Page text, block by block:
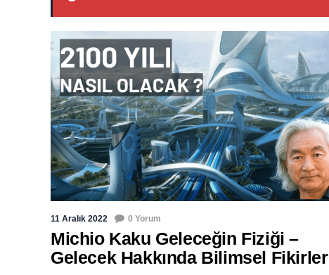
11 Aralık 2022 0 Yorum
Michio Kaku Geleceğin Fiziği –
Gelecek Hakkında Bilimsel Fikirler